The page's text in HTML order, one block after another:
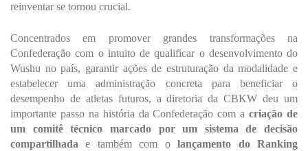
reinventar se tornou crucial.
Concentrados em promover grandes transformações na
Confederação com o intuito de qualificar o desenvolvimento do
Wushu no país, garantir ações de estruturação da modalidade e
estabelecer uma administração concreta para beneficiar o
desempenho de atletas futuros, a diretoria da CBKW deu um
importante passo na história da Confederação com acriação de
um comitê técnico marcado por um sistema de decisão
compartilhadae também com olançamento do Ranking